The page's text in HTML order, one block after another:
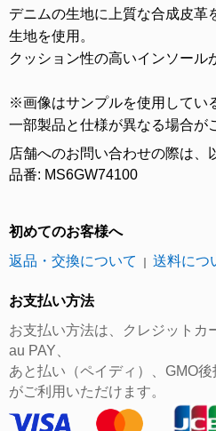
デニムの生地に上質な合成皮革
生地を使用。
クッション性の高いインソール
※画像はサンプルを使用してい
一部製品と仕様が異なる場合が
店舗へのお問い合わせの際は、
品番: MS6GW74100
初めてのお客様へ
返品・交換について
送料につ
お支払い方法
お支払い方法は、クレジットカ
au PAY、
あと払い（ペイディ）、GMO
がご利用いただけます。